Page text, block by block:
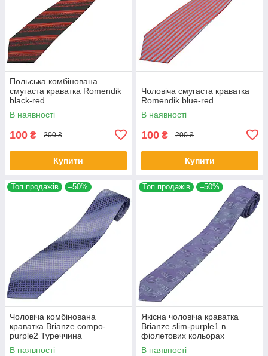
Польська комбінована
смугаста краватка Romendik
black-red
В наявності
100 ₴ 200 ₴
Купити
Чоловіча смугаста краватка
Romendik blue-red
В наявності
100 ₴ 200 ₴
Купити
Топ продажів –50%
Чоловіча комбінована
краватка Brianze compo-
purple2 Туреччина
В наявності
Топ продажів –50%
Якісна чоловіча краватка
Brianze slim-purple1 в
фіолетових кольорах
В наявності